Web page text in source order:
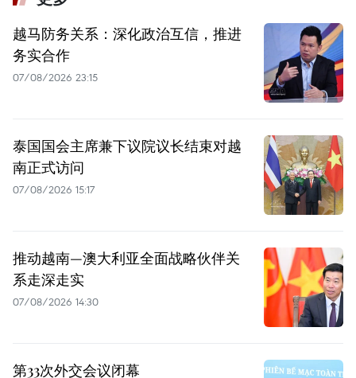
越马防务关系：深化政治互信，推进
务实合作
07/08/2026 23:15
泰国国会主席兼下议院议长结束对越
南正式访问
07/08/2026 15:17
推动越南—澳大利亚全面战略伙伴关
系走深走实
07/08/2026 14:30
第33次外交会议闭幕